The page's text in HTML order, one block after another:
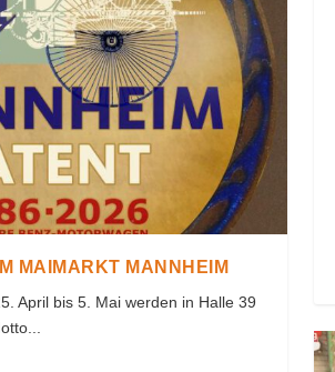
MAIMARKT MANNHEIM
April bis 5. Mai werden in Halle 39